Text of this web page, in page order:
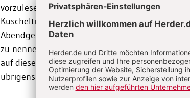
vorzulesen, ein bewährtes Schlaflied zu singen,
Kuscheltieren einen Gutenachtgruß zu
Abendgebet zu sprechen, sich zum Schmusen
zu nennen. Hauptsache, unsere Kinder
auf diese Weise für die dunkle Nacht
übrigens auch Ausnahmen von der Regel